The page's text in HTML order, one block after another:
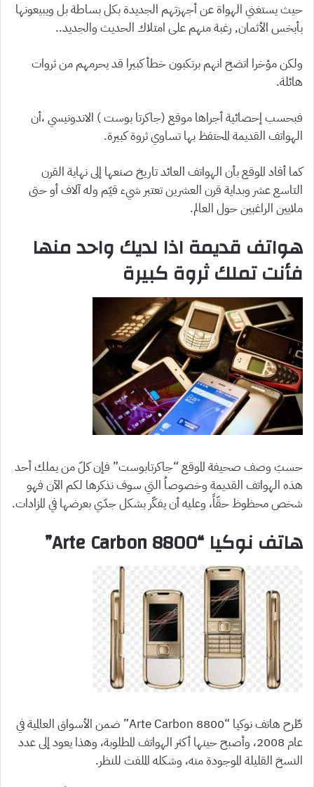
حيث يستغني الهواة عن أجهزتهم الجديدة بكل بساطة بل ويبيعونها
بأبخس الأثمان, رغبة منهم على امتلاك الحديث والجديد..
ولكن مؤخرا اتضح انهم برتكبون خطأ كبيرا قد يحرمهم من ثروات
هائلة.
فبحسب إحصائية أجراها موقع (جاكرتا بوست ) الاندونيسي ،أن
الهواتف القديمة المحتفظ بها تساوي ثروة كبيرة.
كما أفاد الموقع بأن الهواتف العائد تاريخ صنعها إلى نهاية القرن
التاسع عشر وبداية قرن العشرين تعتبر شيء قيّم وله آلاف أو حتى
ملايين الراغبين حول العالم.
هواتف قديمة اذا لديك واحد منها
فأنت تملك ثروة كبيرة
حسبَ وصف صحيفة الموقع “جاكرتابوست” فإن كلّ من يملك أحد
هذه الهواتف القديمة وخصوصاُ التي سوف نذكرها لكم الآن فهو
شخص محظوظ حقّاً، وعليه أن يفكّر بشكل جدّي بعرضها في المزادات.
هاتف نوكيا “8800 Arte Carbon”
طٌرح هاتف نوكيا “8800 Arte Carbon” ضمن الأسواق العالمية في
عام 2008، وأصبح حينها أكثر الهواتف المطلوبة، وهذا يعود إلى عدد
النسخ القليلة الموجودة منه، وشكله الملفت للنظر.